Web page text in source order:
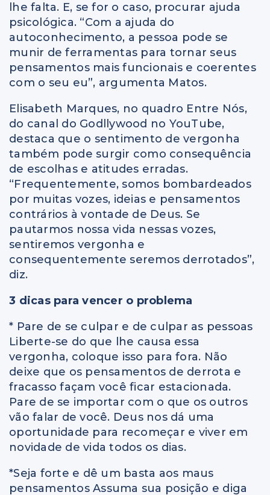
lhe falta. E, se for o caso, procurar ajuda
psicológica. “Com a ajuda do
autoconhecimento, a pessoa pode se
munir de ferramentas para tornar seus
pensamentos mais funcionais e coerentes
com o seu eu”, argumenta Matos.
Elisabeth Marques, no quadro Entre Nós,
do canal do Godllywood no YouTube,
destaca que o sentimento de vergonha
também pode surgir como consequência
de escolhas e atitudes erradas.
“Frequentemente, somos bombardeados
por muitas vozes, ideias e pensamentos
contrários à vontade de Deus. Se
pautarmos nossa vida nessas vozes,
sentiremos vergonha e
consequentemente seremos derrotados”,
diz.
3 dicas paravencer o problema
* Pare de se culpar e de culpar as pessoas
Liberte-se do que lhe causa essa
vergonha, coloque isso para fora. Não
deixe que os pensamentos de derrota e
fracasso façam você ficar estacionada.
Pare de se importar com o que os outros
vão falar de você. Deus nos dá uma
oportunidade para recomeçar e viver em
novidade de vida todos os dias.
*Seja forte e dê um basta aos maus
pensamentos Assuma sua posição e diga